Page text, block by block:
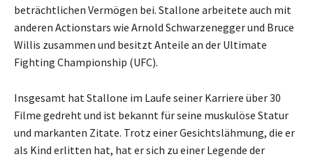
beträchtlichen Vermögen bei. Stallone arbeitete auch mit
anderen Actionstars wie Arnold Schwarzenegger und Bruce
Willis zusammen und besitzt Anteile an der Ultimate
Fighting Championship (UFC).
Insgesamt hat Stallone im Laufe seiner Karriere über 30
Filme gedreht und ist bekannt für seine muskulöse Statur
und markanten Zitate. Trotz einer Gesichtslähmung, die er
als Kind erlitten hat, hat er sich zu einer Legende der